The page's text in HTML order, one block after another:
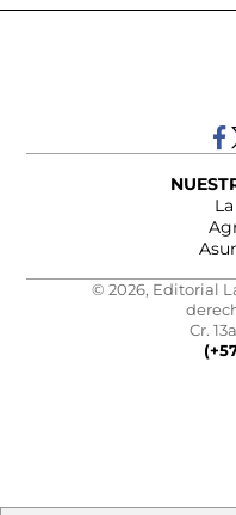
© 2026, Editorial
Cr.